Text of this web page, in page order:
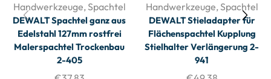
Handwerkzeuge,Spachtel
DEWALT Spachtel ganz aus
Edelstahl 127mm rostfrei
Malerspachtel Trockenbau
2-405
Handwerkzeuge,Spachtel
DEWALT Stieladapter für
Flächenspachtel Kupplung
Stielhalter Verlängerung 2-
941